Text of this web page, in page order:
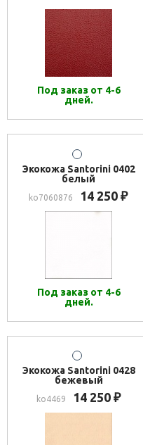
Под заказ от 4-6
дней.
Экокожа Santorini 0402
белый
ko7060876 14 250 ₽
Под заказ от 4-6
дней.
Экокожа Santorini 0428
бежевый
ko4469 14 250 ₽